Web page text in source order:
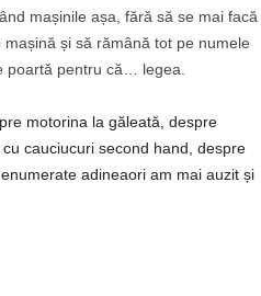
mașinile așa, fără să se mai facă
și să rămână tot pe numele
poartă pentru că… legea.
motorina la găleată, despre
cauciucuri second hand, despre
adineaori am mai auzit și